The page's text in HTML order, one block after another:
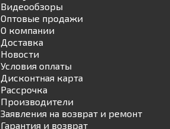
Видеообзоры
Оптовые продажи
О компании
Доставка
Новости
Условия оплаты
Дисконтная карта
Рассрочка
Производители
Заявления на возврат и ремонт
Гарантия и возврат